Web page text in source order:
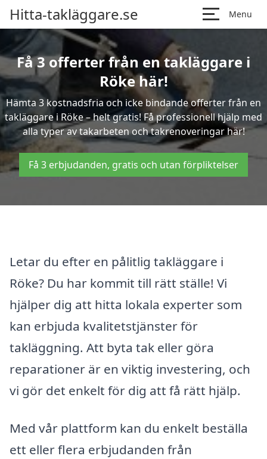
Hitta-takläggare.se Menu
Få 3 offerter från en takläggare i
Röke här!
Hämta 3 kostnadsfria och icke bindande offerter från en
takläggare i Röke – helt gratis! Få professionell hjälp med
alla typer av takarbeten och takrenoveringar här!
Få 3 erbjudanden, gratis och utan förpliktelser
Letar du efter en pålitlig takläggare i
Röke? Du har kommit till rätt ställe! Vi
hjälper dig att hitta lokala experter som
kan erbjuda kvalitetstjänster för
takläggning. Att byta tak eller göra
reparationer är en viktig investering, och
vi gör det enkelt för dig att få rätt hjälp.
Med vår plattform kan du enkelt beställa
ett eller flera erbjudanden från